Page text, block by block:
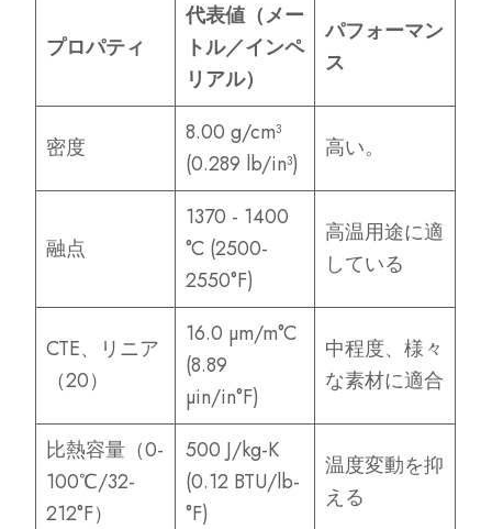
プロパティ
代表値（メー
トル／インペ
リアル）
パフォーマン
ス
密度
8.00 g/cm³
(0.289 lb/in³)
高い。
融点
1370 - 1400
°C (2500-
2550°F)
高温用途に適
している
CTE、リニア
（20）
16.0 µm/m°C
(8.89
µin/in°F)
中程度、様々
な素材に適合
比熱容量（0-
100℃/32-
212°F）
500 J/kg-K
(0.12 BTU/lb-
°F)
温度変動を抑
える